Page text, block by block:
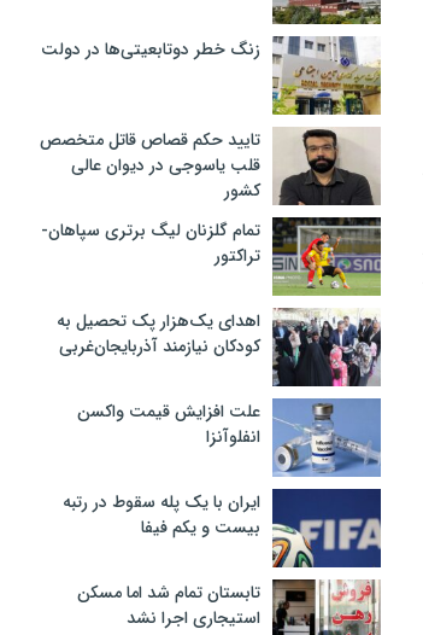
زنگ خطر دوتابعیتی‌ها در دولت
تایید حکم قصاص قاتل متخصص
قلب یاسوجی در دیوان عالی
کشور
تمام گلزنان لیگ‌ برتری سپاهان-
تراکتور
اهدای یک‌هزار پک تحصیل به
کودکان نیازمند آذربایجان‌غربی
علت افزایش قیمت واکسن
انفلوآنزا
ایران با یک پله سقوط در رتبه
بیست و یکم فیفا
تابستان تمام شد اما مسکن
استیجاری اجرا نشد